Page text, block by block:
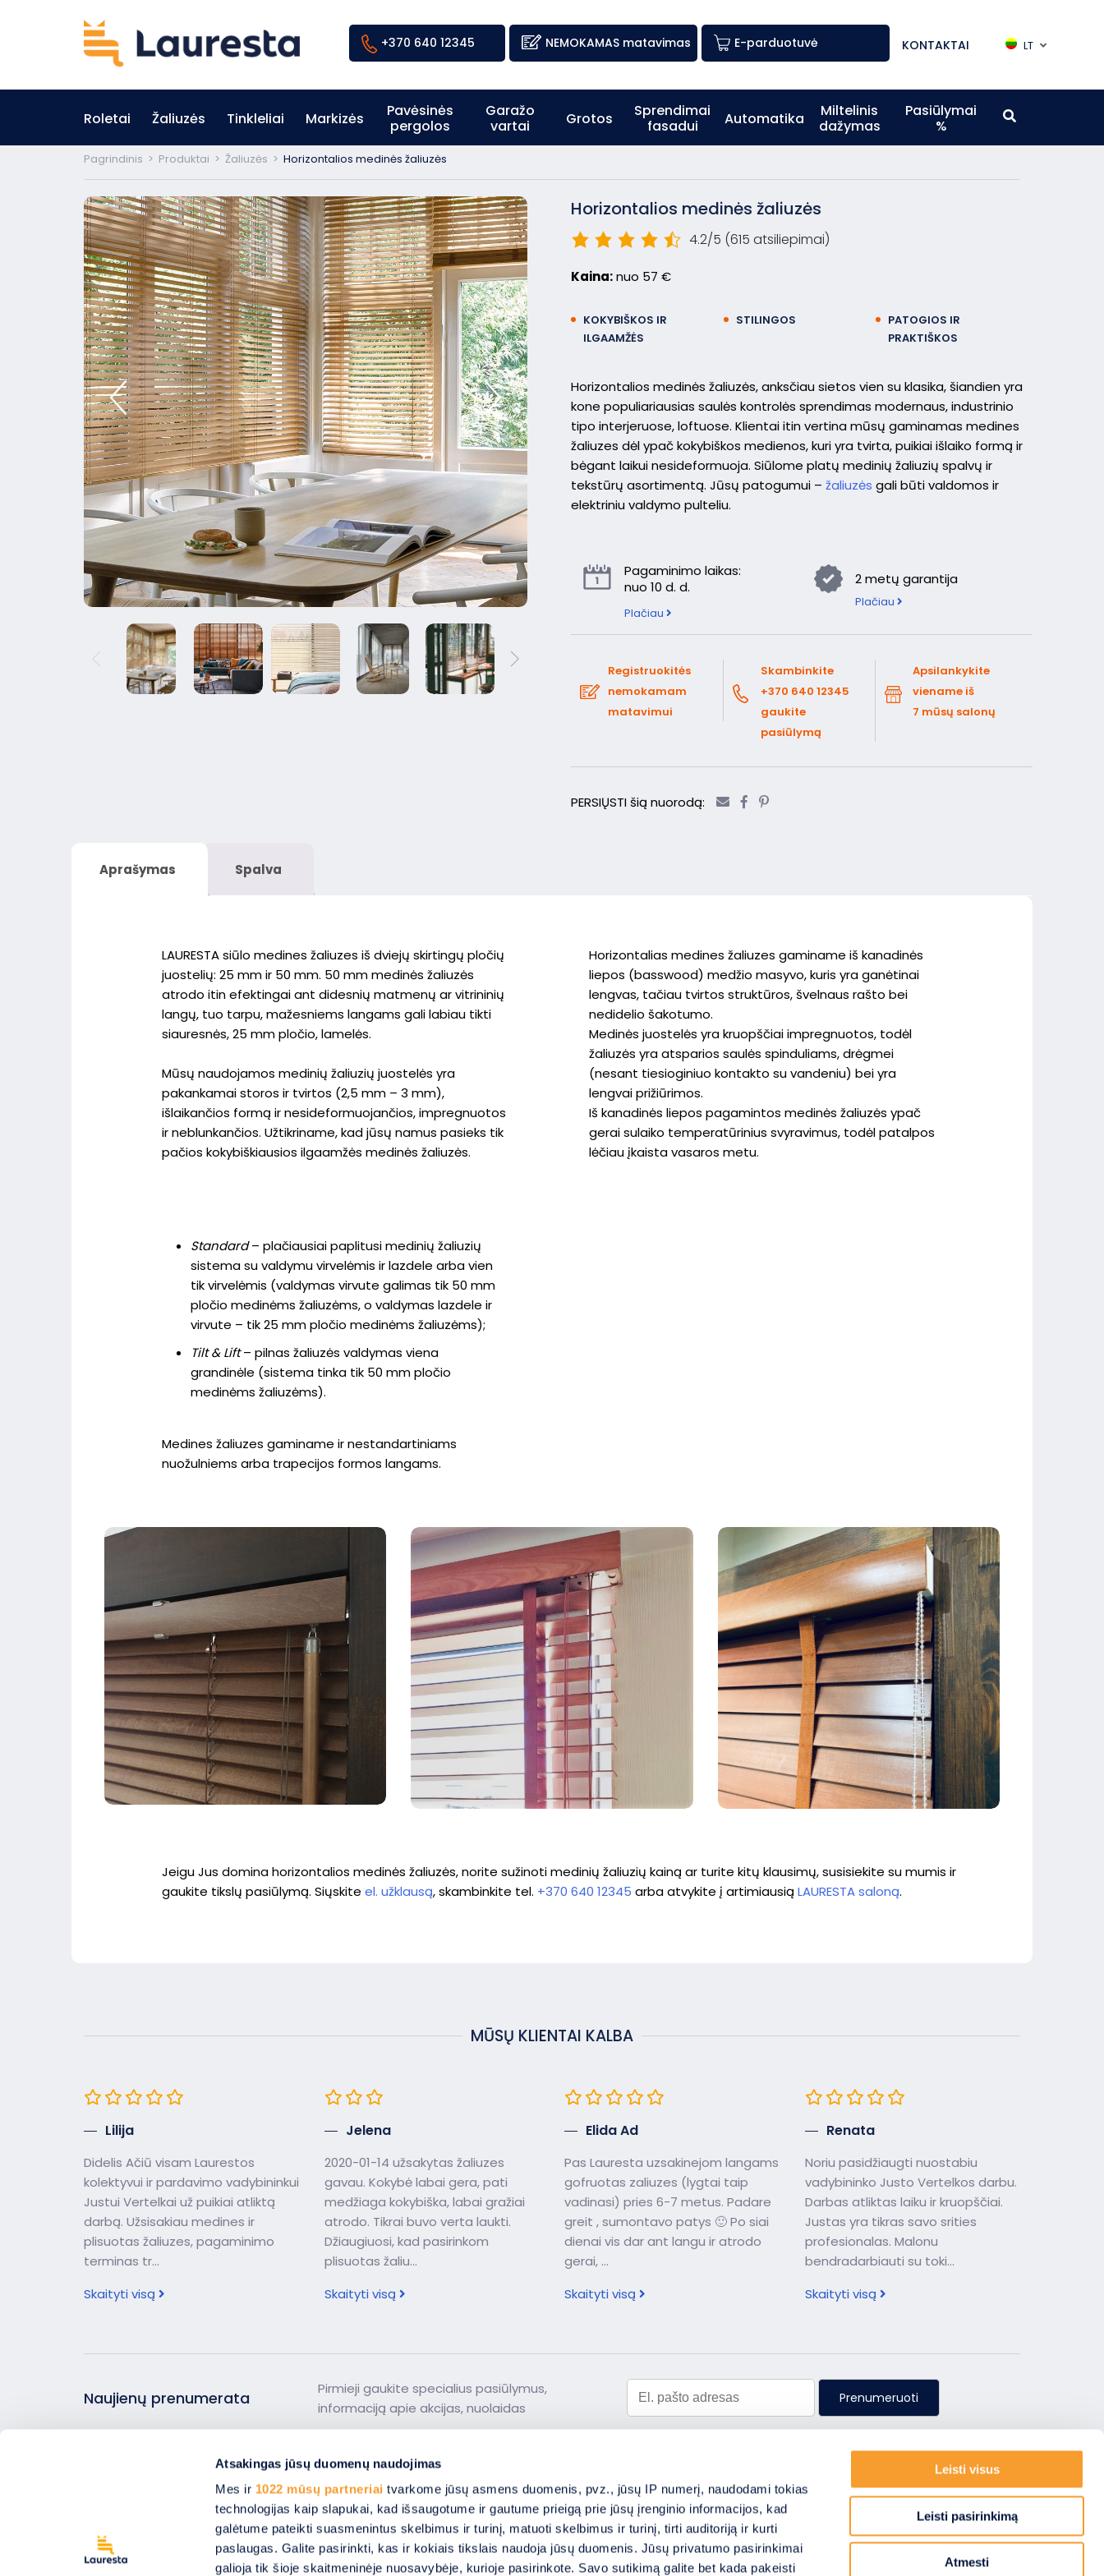
Atsakingas jūsų duomenų naudojimas
Mes ir 1022 mūsų partneriai tvarkome jūsų asmens duomenis, pvz., jūsų IP numerį, naudodami tokias
technologijas kaip slapukai, kad išsaugotume ir gautume prieigą prie jūsų įrenginio informacijos, kad
galėtume pateikti suasmenintus skelbimus ir turinį, matuoti skelbimus ir turinį, tirti auditoriją ir kurti
paslaugas. Galite pasirinkti, kas ir kokiais tikslais naudoja jūsų duomenis. Jūsų privatumo pasirinkimai
galioja tik šioje skaitmeninėje nuosavybėje, kurioje pasirinkote. Savo sutikimą galite bet kada pakeisti
Leisti visus
Leisti pasirinkimą
Atmesti
+370 640 12345 NEMOKAMAS matavimas E-parduotuvė KONTAKTAI LT
Roletai Žaliuzės Tinkleliai Markizės
Pavėsinės
pergolos
Garažo
vartai
Grotos
Sprendimai
fasadui
Automatika
Miltelinis
dažymas
Pasiūlymai
%
Pagrindinis > Produktai > Žaliuzės > Horizontalios medinės žaliuzės
Horizontalios medinės žaliuzės
4.2/5 (615 atsiliepimai)
Kaina:nuo 57 €
KOKYBIŠKOS IR
ILGAAMŽĖS
STILINGOS
PATOGIOS IR
PRAKTIŠKOS
Horizontalios medinės žaliuzės, anksčiau sietos vien su klasika, šiandien yra
kone populiariausias saulės kontrolės sprendimas modernaus, industrinio
tipo interjeruose, loftuose. Klientai itin vertina mūsų gaminamas medines
žaliuzes dėl ypač kokybiškos medienos, kuri yra tvirta, puikiai išlaiko formą ir
bėgant laikui nesideformuoja. Siūlome platų medinių žaliuzių spalvų ir
tekstūrų asortimentą. Jūsų patogumui –žaliuzės gali būti valdomos ir
elektriniu valdymo pulteliu.
Pagaminimo laikas:
nuo 10 d. d.
Plačiau
2 metų garantija
Plačiau
Registruokitės
nemokamam
matavimui
Skambinkite
+370 640 12345
gaukite
pasiūlymą
Apsilankykite
viename iš
7 mūsų salonų
PERSIŲSTI šią nuorodą:
Aprašymas Spalva
LAURESTA siūlo medines žaliuzes iš dviejų skirtingų pločių
juostelių: 25 mm ir 50 mm. 50 mm medinės žaliuzės
atrodo itin efektingai ant didesnių matmenų ar vitrininių
langų, tuo tarpu, mažesniems langams gali labiau tikti
siauresnės, 25 mm pločio, lamelės.
Mūsų naudojamos medinių žaliuzių juostelės yra
pakankamai storos ir tvirtos (2,5 mm – 3 mm),
išlaikančios formą ir nesideformuojančios, impregnuotos
ir neblunkančios. Užtikriname, kad jūsų namus pasieks tik
pačios kokybiškiausios ilgaamžės medinės žaliuzės.
Horizontalias medines žaliuzes gaminame iš kanadinės
liepos (basswood) medžio masyvo, kuris yra ganėtinai
lengvas, tačiau tvirtos struktūros, švelnaus rašto bei
nedidelio šakotumo.
Medinės juostelės yra kruopščiai impregnuotos, todėl
žaliuzės yra atsparios saulės spinduliams, drėgmei
(nesant tiesioginiuo kontakto su vandeniu) bei yra
lengvai prižiūrimos.
Iš kanadinės liepos pagamintos medinės žaliuzės ypač
gerai sulaiko temperatūrinius svyravimus, todėl patalpos
lėčiau įkaista vasaros metu.
Standard– plačiausiai paplitusi medinių žaliuzių
sistema su valdymu virvelėmis ir lazdele arba vien
tik virvelėmis (valdymas virvute galimas tik 50 mm
pločio medinėms žaliuzėms, o valdymas lazdele ir
virvute – tik 25 mm pločio medinėms žaliuzėms);
Tilt & Lift– pilnas žaliuzės valdymas viena
grandinėle (sistema tinka tik 50 mm pločio
medinėms žaliuzėms).
Medines žaliuzes gaminame ir nestandartiniams
nuožulniems arba trapecijos formos langams.
Jeigu Jus domina horizontalios medinės žaliuzės, norite sužinoti medinių žaliuzių kainą ar turite kitų klausimų, susisiekite su mumis ir
gaukite tikslų pasiūlymą. Siųskite el. užklausą, skambinkite tel. +370 640 12345 arba atvykite į artimiausią LAURESTA saloną.
MŪSŲ KLIENTAI KALBA
Lilija
Didelis Ačiū visam Laurestos
kolektyvui ir pardavimo vadybininkui
Justui Vertelkai už puikiai atliktą
darbą. Užsisakiau medines ir
plisuotas žaliuzes, pagaminimo
terminas tr...
Skaityti visą
Jelena
2020-01-14 užsakytas žaliuzes
gavau. Kokybė labai gera, pati
medžiaga kokybiška, labai gražiai
atrodo. Tikrai buvo verta laukti.
Džiaugiuosi, kad pasirinkom
plisuotas žaliu...
Skaityti visą
Elida Ad
Pas Lauresta uzsakinejom langams
gofruotas zaliuzes (lygtai taip
vadinasi) pries 6-7 metus. Padare
greit , sumontavo patys 🙂 Po siai
dienai vis dar ant langu ir atrodo
gerai, ...
Skaityti visą
Renata
Noriu pasidžiaugti nuostabiu
vadybininko Justo Vertelkos darbu.
Darbas atliktas laiku ir kruopščiai.
Justas yra tikras savo srities
profesionalas. Malonu
bendradarbiauti su toki...
Skaityti visą
Naujienų prenumerata
Pirmieji gaukite specialius pasiūlymus,
informaciją apie akcijas, nuolaidas
Prenumeruoti
Registruokitės matavimui
Atsiliepimai
Kontaktai
Naujienos
Remontas
Sąlygos ir taisyklės
Privatumo politika
Roletai
Žaliuzės
Tinkleliai
Markizės
Garažo vartai
Grotos
Sprendimai fasadui
Automatika
Sekite mus